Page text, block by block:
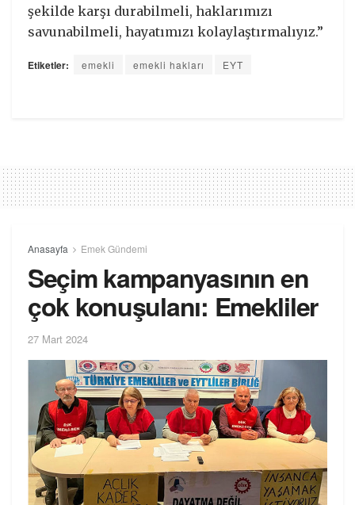
şekilde karşı durabilmeli, haklarımızı
savunabilmeli, hayatımızı kolaylaştırmalıyız.”
Etiketler: emekli emekli hakları EYT
Anasayfa Emek Gündemi
Seçim kampanyasının en
çok konuşulanı: Emekliler
27 Mart 2024